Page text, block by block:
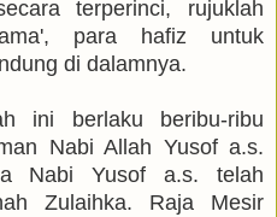
terperinci, rujuklah
para hafiz untuk
di dalamnya.
ini berlaku beribu-ribu
Nabi Allah Yusof a.s.
Nabi Yusof a.s. telah
Zulaihka. Raja Mesir